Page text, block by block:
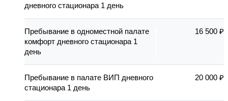
дневного стационара 1 день
Пребывание в одноместной палате
комфорт дневного стационара 1
день
16 500 ₽
Пребывание в палате ВИП дневного
стационара 1 день
20 000 ₽